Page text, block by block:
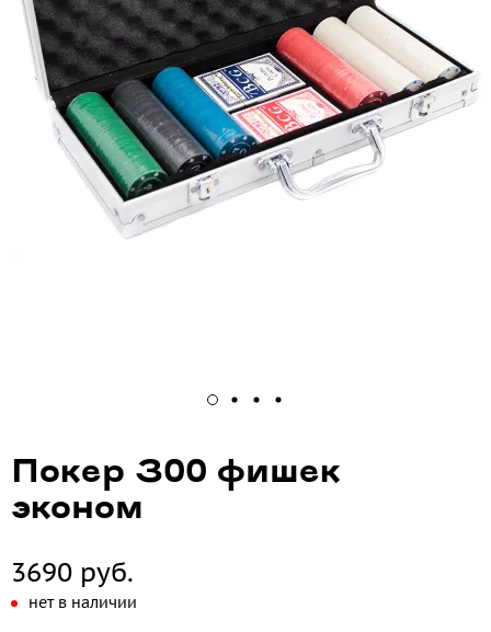
Покер 300 фишек
эконом
3690 руб.
нет в наличии